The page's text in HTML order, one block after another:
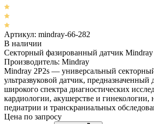
Артикул: mindray-66-282
В наличии
Секторный фазированный датчик Mindray
Производитель: Mindray
Mindray 2P2s — универсальный
ультразвуковой датчик, предназначенный
широкого спектра диагностических
кардиологии, акушерстве и гинекологии,
педиатрии и транскраниальных
Цена по запросу